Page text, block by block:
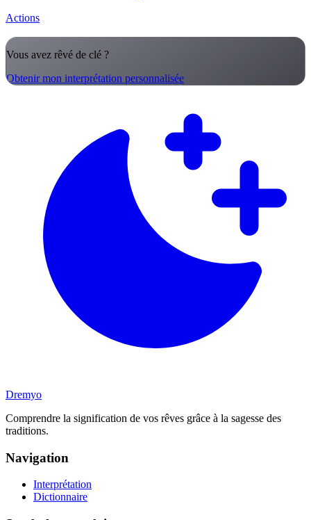
Actions
Vous avez rêvé de clé ?
Obtenir mon interprétation personnalisée
Dremyo
Comprendre la signification de vos rêves grâce à la sagesse des
traditions.
Navigation
Interprétation
Dictionnaire